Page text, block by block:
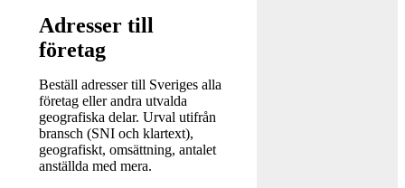
Adresser till
företag
Beställ adresser till Sveriges alla
företag eller andra utvalda
geografiska delar. Urval utifrån
bransch (SNI och klartext),
geografiskt, omsättning, antalet
anställda med mera.